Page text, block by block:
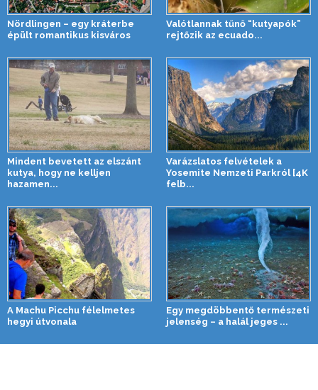
Nördlingen – egy kráterbe
épült romantikus kisváros
Valótlannak tűnő “kutyapók”
rejtőzik az ecuado...
Mindent bevetett az elszánt
kutya, hogy ne kelljen
hazamen...
Varázslatos felvételek a
Yosemite Nemzeti Parkról [4K
felb...
A Machu Picchu félelmetes
hegyi útvonala
Egy megdöbbentő természeti
jelenség – a halál jeges ...